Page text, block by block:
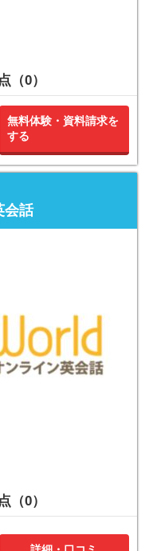
（0）
無料体験・資料請求を
する
会話
（0）